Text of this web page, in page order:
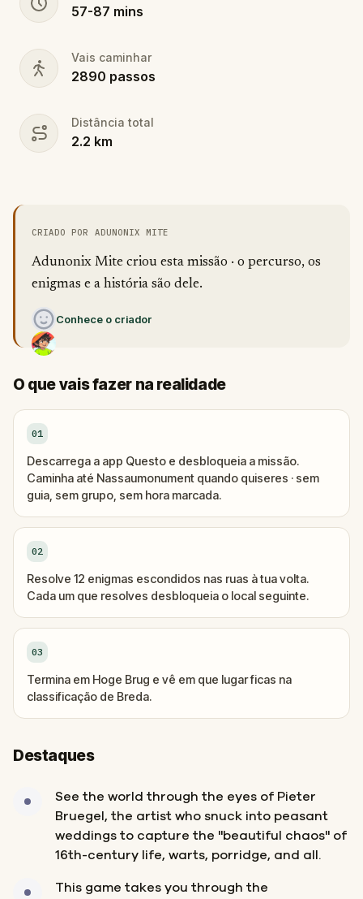
57-87 mins
Vais caminhar
2890 passos
Distância total
2.2 km
CRIADO POR ADUNONIX MITE
Adunonix Mite criou esta missão · o percurso, os
enigmas e a história são dele.
Conhece o criador
O que vais fazer na realidade
01
Descarrega a app Questo e desbloqueia a missão.
Caminha até Nassaumonument quando quiseres · sem
guia, sem grupo, sem hora marcada.
02
Resolve 12 enigmas escondidos nas ruas à tua volta.
Cada um que resolves desbloqueia o local seguinte.
03
Termina em Hoge Brug e vê em que lugar ficas na
classificação de Breda.
Destaques
See the world through the eyes of Pieter
Bruegel, the artist who snuck into peasant
weddings to capture the "beautiful chaos" of
16th-century life, warts, porridge, and all.
This game takes you through the